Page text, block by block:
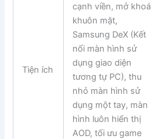
Tiện ích
cạnh viền, mở khoá
khuôn mặt,
Samsung DeX (Kết
nối màn hình sử
dụng giao diện
tương tự PC), thu
nhỏ màn hình sử
dụng một tay, màn
hình luôn hiển thị
AOD, tối ưu game